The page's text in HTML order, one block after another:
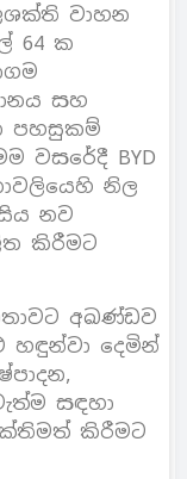
වාහන
64 ක
සහ
පහසුකම්
වසරේදී BYD
නිල
නව
කිරීමට
අඛණ්ඩව
හඳුන්වා දෙමින්
සඳහා
කිරීමට